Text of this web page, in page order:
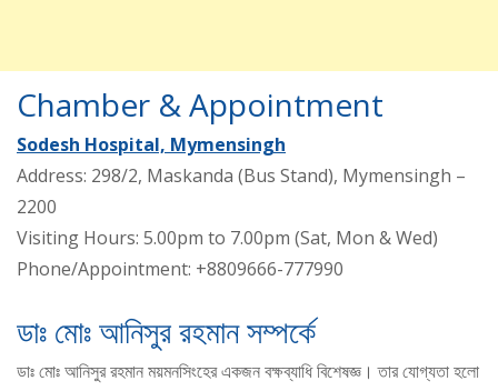
Chamber & Appointment
Sodesh Hospital, Mymensingh
Address: 298/2, Maskanda (Bus Stand), Mymensingh –
2200
Visiting Hours: 5.00pm to 7.00pm (Sat, Mon & Wed)
Phone/Appointment: +8809666-777990
ডাঃ মোঃ আনিসুর রহমান সম্পর্কে
ডাঃ মোঃ আনিসুর রহমান ময়মনসিংহের একজন বক্ষব্যাধি বিশেষজ্ঞ। তার যোগ্যতা হলো